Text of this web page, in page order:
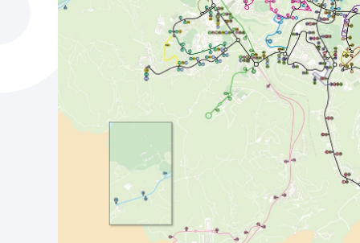
Hiria
Hiria orain
Hiria ezagutu
Etorkizuneko hiria
Albisteak
Abisuak
Kultur